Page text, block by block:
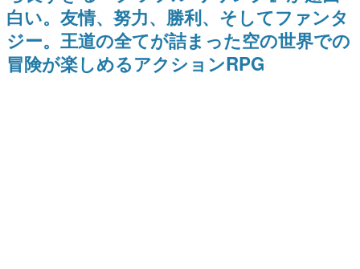
きます。
赫本
この物語を解いてはいけない。『赫本』は、〈試験問題〉
の形をした短編ホラー小説集です。
白い。友情、努力、勝利、そしてファンタ
ジー。王道の全てが詰まった空の世界での
冒険が楽しめるアクションRPG